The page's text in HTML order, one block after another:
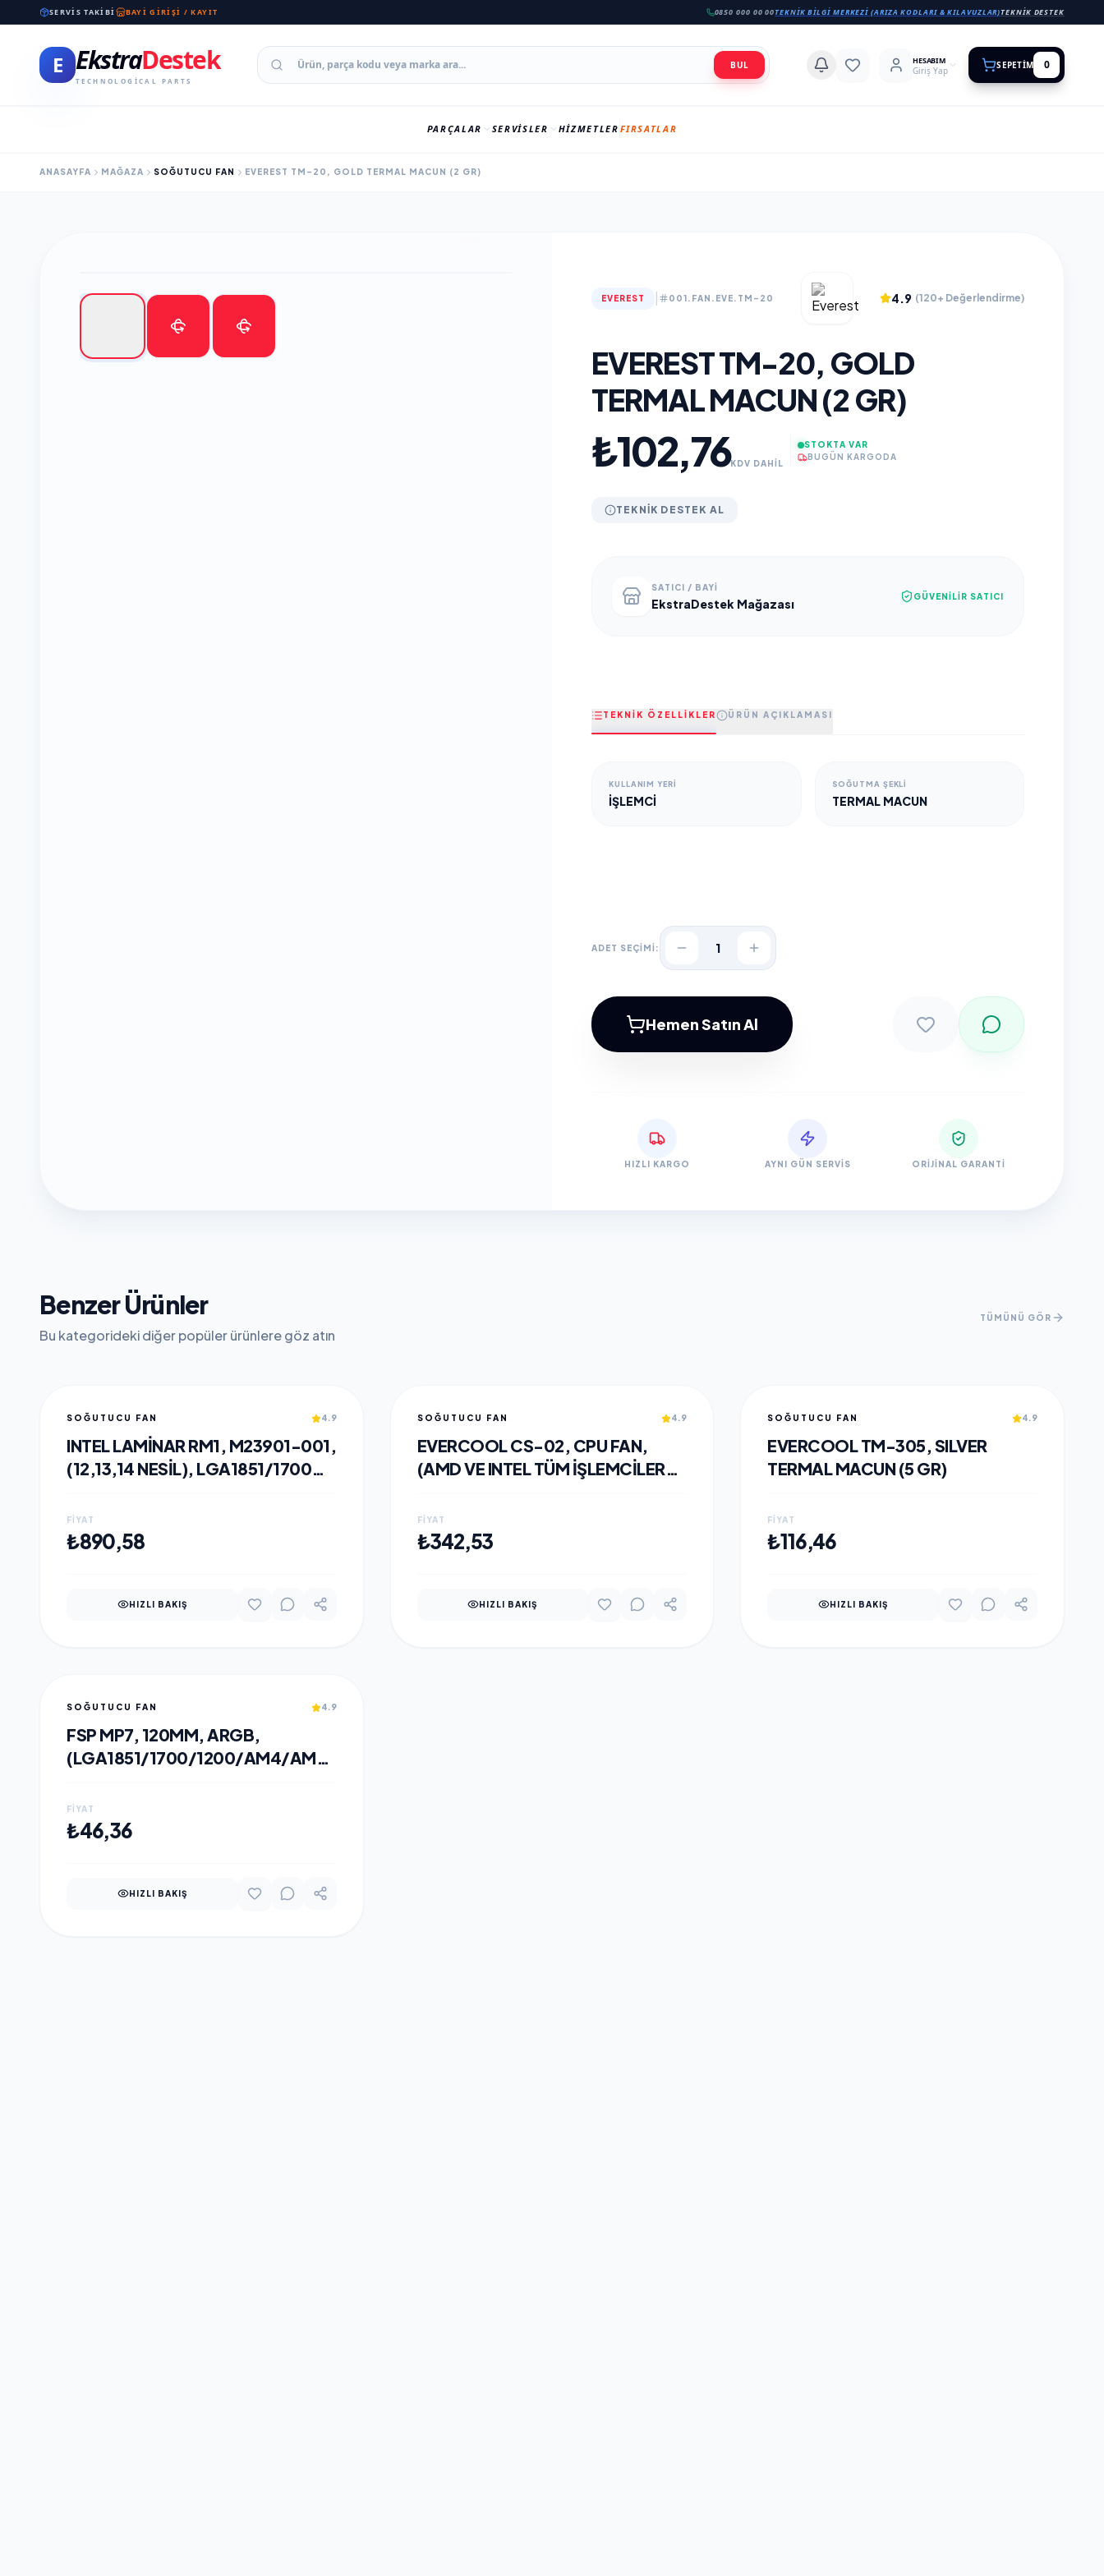
SERVIS TAKIBI BAYI GIRIŞI / KAYIT 0850 000 00 00TEKNIK BILGI MERKEZI (ARIZA KODLARI & KILAVUZLAR)TEKNIK DESTEK
E EkstraDestek
TECHNOLOGICAL PARTS
BUL HESABIM
Giriş Yap SEPETIM 0
PARÇALAR SERVISLER HIZMETLER FIRSATLAR
ANASAYFA MAĞAZA SOĞUTUCU FAN EVEREST TM-20, GOLD TERMAL MACUN (2 GR)
EVEREST 001.FAN.EVE.TM-20 4.9 (120+ Değerlendirme)
EVEREST TM-20, GOLD
TERMAL MACUN (2 GR)
₺102,76KDV DAHİL
STOKTA VAR
BUGÜN KARGODA
TEKNIK DESTEK AL
SATICI / BAYI
EkstraDestek Mağazası GÜVENILIR SATICI
TEKNİK ÖZELLİKLER ÜRÜN AÇIKLAMASI
KULLANIM YERI
İŞLEMCI
SOĞUTMA ŞEKLI
TERMAL MACUN
ADET SEÇİMİ: 1
Hemen Satın Al
HIZLI KARGO AYNI GÜN SERVIS ORIJINAL GARANTI
Benzer Ürünler
Bu kategorideki diğer popüler ürünlere göz atın
TÜMÜNÜ GÖR
SOĞUTUCU FAN 4.9
INTEL LAMINAR RM1, M23901-001,
(12,13,14 NESIL), LGA1851/1700
FIYAT
₺890,58
HIZLI BAKIŞ
SOĞUTUCU FAN 4.9
EVERCOOL CS-02, CPU FAN,
(AMD VE INTEL TÜM IŞLEMCILER
FIYAT
₺342,53
HIZLI BAKIŞ
SOĞUTUCU FAN 4.9
EVERCOOL TM-305, SILVER
TERMAL MACUN (5 GR)
FIYAT
₺116,46
HIZLI BAKIŞ
SOĞUTUCU FAN 4.9
FSP MP7, 120MM, ARGB,
(LGA1851/1700/1200/AM4/AM5)
FIYAT
₺46,36
HIZLI BAKIŞ